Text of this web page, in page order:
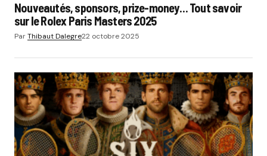
Nouveautés, sponsors, prize-money… Tout savoir
sur le Rolex Paris Masters 2025
ParThibaut Dalegre22 octobre 2025